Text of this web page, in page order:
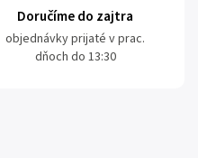
Doručíme do zajtra
objednávky prijaté v prac.
dňoch do 13:30